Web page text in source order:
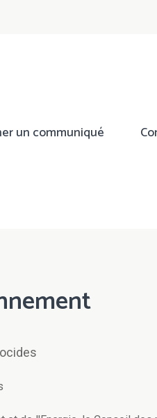
un communiqué